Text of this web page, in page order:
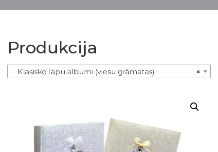
Produkcija
×
Klasisko lapu albumi (viesu grāmatas)